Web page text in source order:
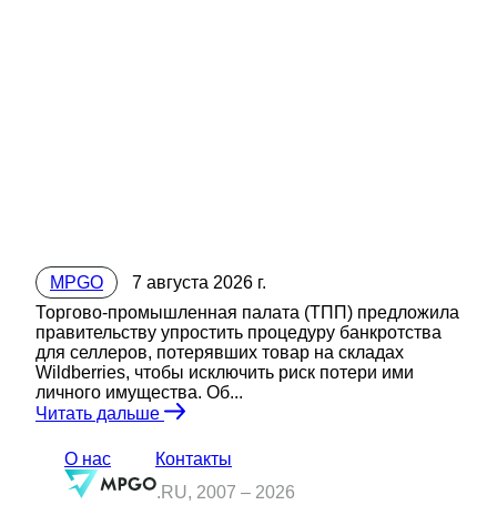
MPGO
7 августа 2026 г.
Торгово-промышленная палата (ТПП) предложила
правительству упростить процедуру банкротства
для селлеров, потерявших товар на складах
Wildberries, чтобы исключить риск потери ими
личного имущества. Об...
Читать дальше
О нас
Контакты
.RU, 2007 – 2026